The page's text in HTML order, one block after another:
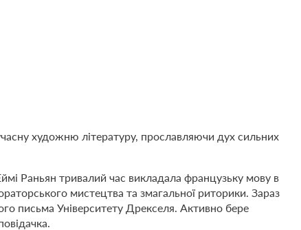
художню літературу, прославляючи дух сильних
Раньян тривалий час викладала французьку мову в
мистецтва та змагальної риторики. Зараз
письма Університету Дрекселя. Активно бере